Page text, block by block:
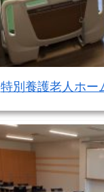
特別養護老人ホー